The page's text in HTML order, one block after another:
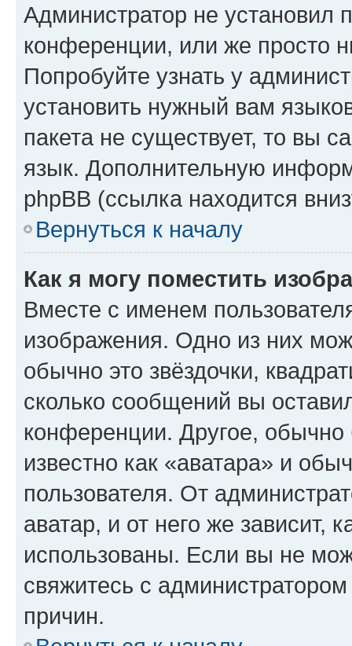
Администратор не установил
конференции, или же просто
Попробуйте узнать у
установить нужный вам
пакета не существует, то вы
язык. Дополнительную
phpBB (ссылка находится
Вернуться к началу
Как я могу поместить
Вместе с именем
изображения. Одно из них
обычно это звёздочки,
сколько сообщений вы
конференции. Другое,
известно как «аватара» и
пользователя. От
аватар, и от него же зависит,
использованы. Если вы не
свяжитесь с
причин.